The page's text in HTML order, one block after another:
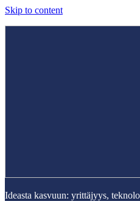
Skip to content
Ideasta kasvuun: yrittäjyys,